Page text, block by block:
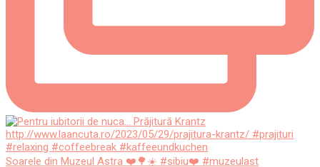
Soarele din Muzeul Astra ❤️🌳☀️ #sibiu❤️ #muzeulast